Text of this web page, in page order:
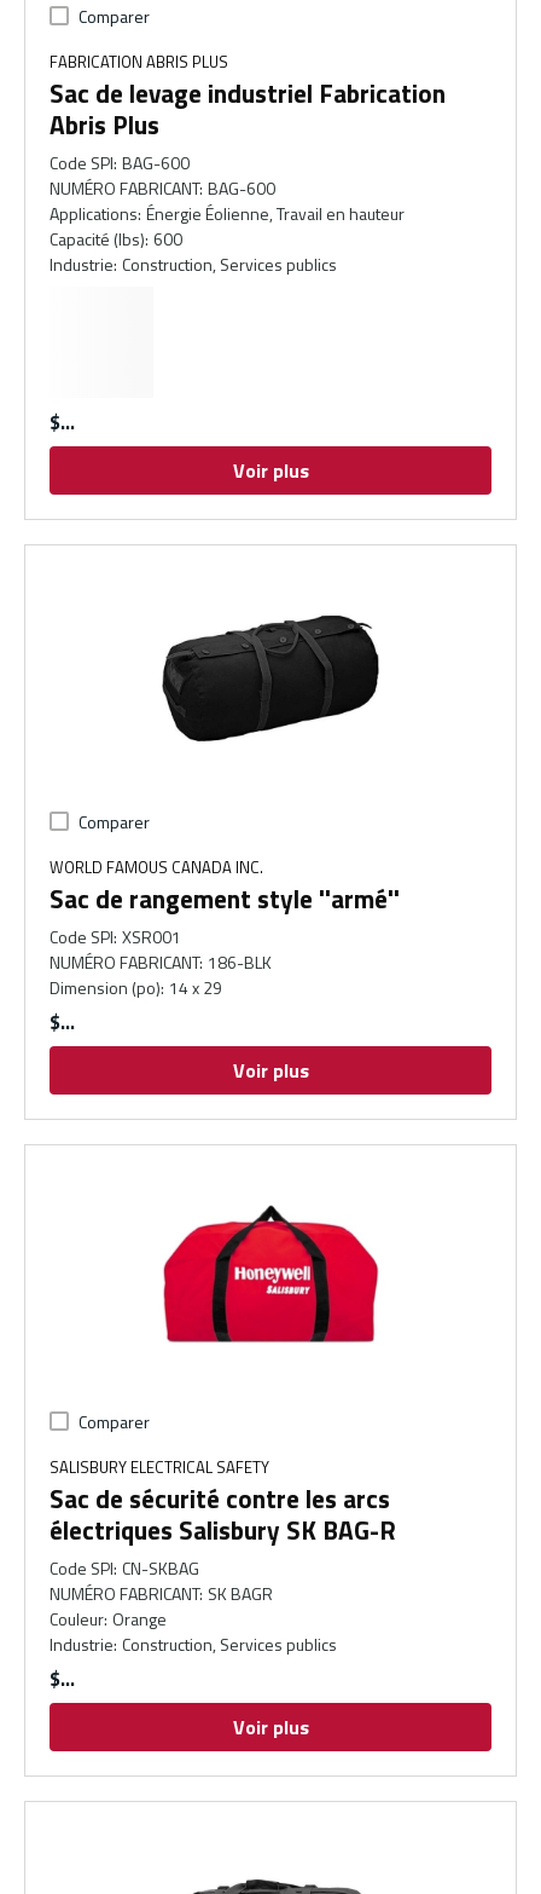
Comparer
FABRICATION ABRIS PLUS
Sac de levage industriel Fabrication
Abris Plus
Code SPI: BAG-600
NUMÉRO FABRICANT: BAG-600
Applications: Énergie Éolienne, Travail en hauteur
Capacité (lbs): 600
Industrie: Construction, Services publics
$
Voir plus
Comparer
WORLD FAMOUS CANADA INC.
Sac de rangement style ''armé''
Code SPI: XSR001
NUMÉRO FABRICANT: 186-BLK
Dimension (po): 14 x 29
$
Voir plus
Comparer
SALISBURY ELECTRICAL SAFETY
Sac de sécurité contre les arcs
électriques Salisbury SK BAG-R
Code SPI: CN-SKBAG
NUMÉRO FABRICANT: SK BAGR
Couleur: Orange
Industrie: Construction, Services publics
$
Voir plus